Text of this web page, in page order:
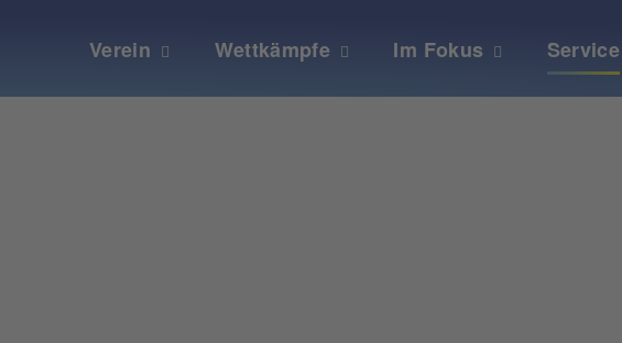
Verein Wettkämpfe Im Fokus Service